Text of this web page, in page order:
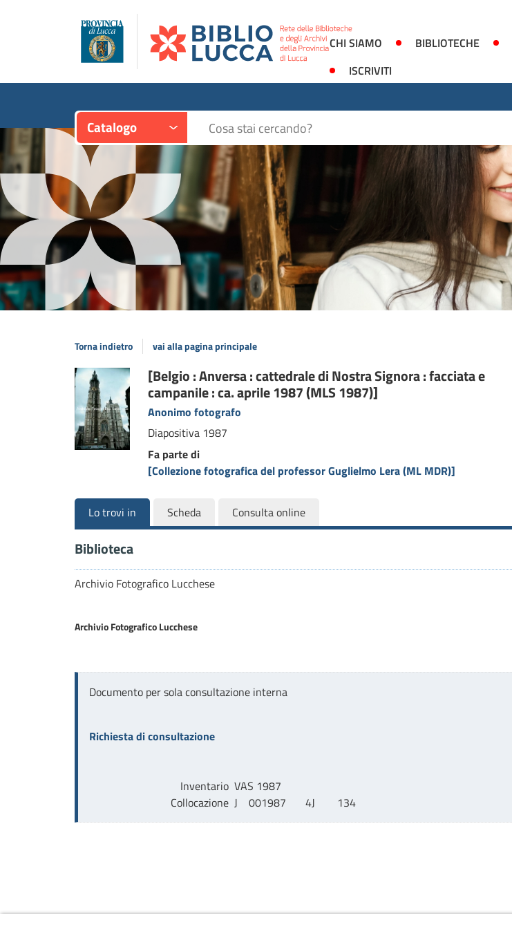
CHI SIAMO BIBLIOTECHE
ISCRIVITI
Catalogo Cerca su "Catalogo"
Torna indietro vai alla pagina principale
Dettaglio
del
documento
[Belgio : Anversa : cattedrale di Nostra Signora : facciata e
campanile : ca. aprile 1987 (MLS 1987)]
Anonimo fotografo
Diapositiva 1987
Fa parte di
[Collezione fotografica del professor Guglielmo Lera (ML MDR)]
Lo trovi in Scheda Consulta online
Biblioteca
Archivio Fotografico Lucchese
Archivio Fotografico Lucchese
Documento per sola consultazione interna
Richiesta di consultazione
Inventario VAS 1987
Collocazione J    001987       4J        134